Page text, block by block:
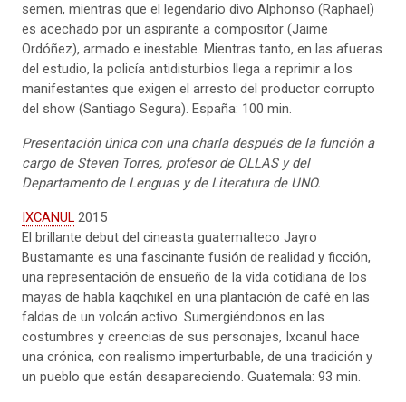
semen, mientras que el legendario divo Alphonso (Raphael)
es acechado por un aspirante a compositor (Jaime
Ordóñez), armado e inestable. Mientras tanto, en las afueras
del estudio, la policía antidisturbios llega a reprimir a los
manifestantes que exigen el arresto del productor corrupto
del show (Santiago Segura). España: 100 min.
Presentación única con una charla después de la función a
cargo de Steven Torres, profesor de OLLAS y del
Departamento de Lenguas y de Literatura de UNO.
IXCANUL 2015
El brillante debut del cineasta guatemalteco Jayro
Bustamante es una fascinante fusión de realidad y ficción,
una representación de ensueño de la vida cotidiana de los
mayas de habla kaqchikel en una plantación de café en las
faldas de un volcán activo. Sumergiéndonos en las
costumbres y creencias de sus personajes, Ixcanul hace
una crónica, con realismo imperturbable, de una tradición y
un pueblo que están desapareciendo. Guatemala: 93 min.